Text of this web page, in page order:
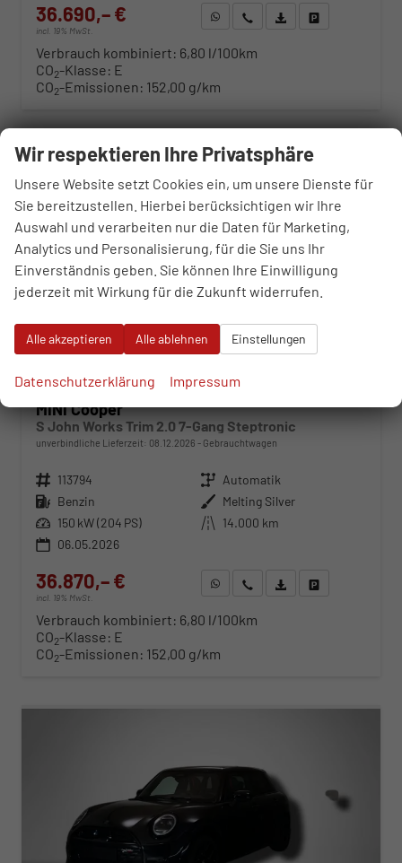
36.690,– €
incl. 19% MwSt.
WhatsApp anfragen
Wir rufen Sie anFahrzeugexposé (PDF)
Verbrauch kombiniert: 6,80 l/100km
CO2-Klasse: E
CO2-Emissionen: 152,00 g/km
MINI Cooper
S John Works Trim 2.0 7-Gang Steptronic
unverbindliche Lieferzeit: 08.12.2026 Gebrauchtwagen
Fahrzeugnr. 113794 Getriebe Automatik
Kraftstoff Benzin Außenfarbe Melting Silver
Leistung 150 kW (204 PS) Kilometerstand 14.000 km
06.05.2026
36.870,– €
incl. 19% MwSt.
WhatsApp anfragen
Wir rufen Sie anFahrzeugexposé (PDF)
Verbrauch kombiniert: 6,80 l/100km
CO2-Klasse: E
CO2-Emissionen: 152,00 g/km
Wir respektieren Ihre Privatsphäre
Unsere Website setzt Cookies ein, um unsere Dienste für
Sie bereitzustellen. Hierbei berücksichtigen wir Ihre
Auswahl und verarbeiten nur die Daten für Marketing,
Analytics und Personalisierung, für die Sie uns Ihr
Einverständnis geben. Sie können Ihre Einwilligung
jederzeit mit Wirkung für die Zukunft widerrufen.
Alle akzeptieren Alle ablehnen Einstellungen
Datenschutzerklärung Impressum